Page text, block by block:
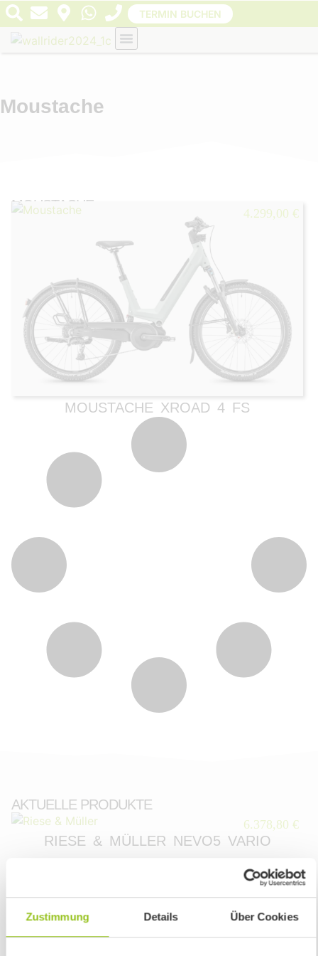
Zustimmung Details Über Cookies
TERMIN BUCHEN
Moustache
MOUSTACHE
4.299,00 €
MOUSTACHE XROAD 4 FS
AKTUELLE PRODUKTE
6.378,80 €
RIESE & MÜLLER NEVO5 VARIO
WIR SIND TROTZ BAUSTELLE GUT FÜR
EUCH ERREICHBAR!